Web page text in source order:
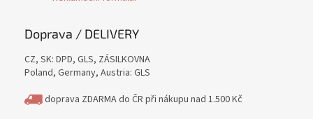
Doprava / DELIVERY
CZ, SK: DPD, GLS, ZÁSILKOVNA
Poland, Germany, Austria: GLS
doprava ZDARMA do ČR při nákupu nad 1.500 Kč